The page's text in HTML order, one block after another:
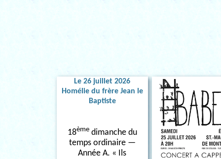
Le 26 juillet 2026
Homélie du frère Jean le
Baptiste
18èmedimanche du
temps ordinaire —
Année A. « Ils